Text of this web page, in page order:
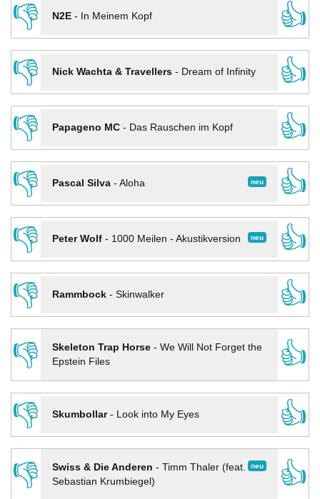
👎
N2E- In Meinem Kopf
👍
👎
Nick Wachta & Travellers- Dream of Infinity
👍
👎
Papageno MC- Das Rauschen im Kopf
👍
👎
neu
Pascal Silva- Aloha
👍
👎
neu
Peter Wolf- 1000 Meilen - Akustikversion
👍
👎
Rammbock- Skinwalker
👍
👎
Skeleton Trap Horse- We Will Not Forget the
Epstein Files
👍
👎
Skumbollar- Look into My Eyes
👍
👎
neu
Swiss & Die Anderen - Timm Thaler (feat.
Sebastian Krumbiegel)
👍